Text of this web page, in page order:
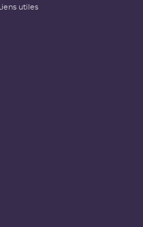
une période de douze
des patients
radiothérapie.
le cadre d'une
radiothérapie
Liens utiles